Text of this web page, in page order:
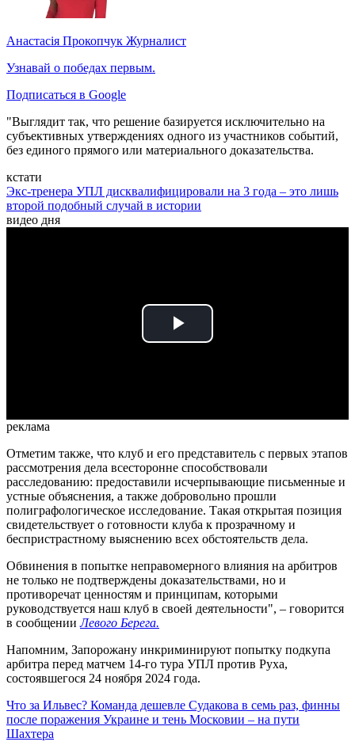
Анастасія Прокопчук Журналист
Узнавай о победах первым.
Подписаться в Google
"Выглядит так, что решение базируется исключительно на
субъективных утверждениях одного из участников событий,
без единого прямого или материального доказательства.
кстати
Экс-тренера УПЛ дисквалифицировали на 3 года – это лишь
второй подобный случай в истории
видео дня
Play
реклама
Отметим также, что клуб и его представитель с первых этапов
рассмотрения дела всесторонне способствовали
расследованию: предоставили исчерпывающие письменные и
устные объяснения, а также добровольно прошли
полиграфологическое исследование. Такая открытая позиция
свидетельствует о готовности клуба к прозрачному и
беспристрастному выяснению всех обстоятельств дела.
Обвинения в попытке неправомерного влияния на арбитров
не только не подтверждены доказательствами, но и
противоречат ценностям и принципам, которыми
руководствуется наш клуб в своей деятельности", – говорится
в сообщенииЛевого Берега.
Напомним, Запорожану инкриминируют попытку подкупа
арбитра перед матчем 14-го тура УПЛ против Руха,
состоявшегося 24 ноября 2024 года.
Что за Ильвес? Команда дешевле Судакова в семь раз, финны
после поражения Украине и тень Московии – на пути
Шахтера